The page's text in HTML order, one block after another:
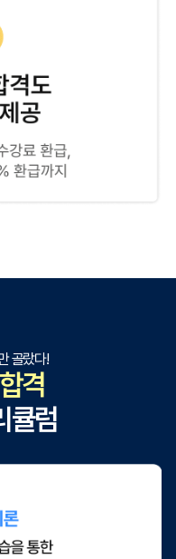
골랐다!
격
큘럼